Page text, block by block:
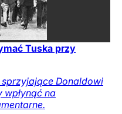
Tuska przy
Donaldowi
wpłynąć na